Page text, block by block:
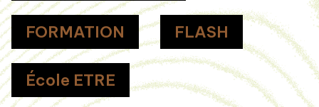
FORMATION FLASH
École ETRE